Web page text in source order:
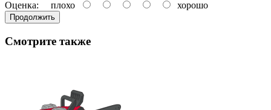
Оценка: плохо хорошо
Продолжить
Смотрите также